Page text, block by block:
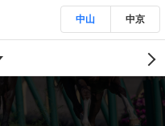
中山 中京